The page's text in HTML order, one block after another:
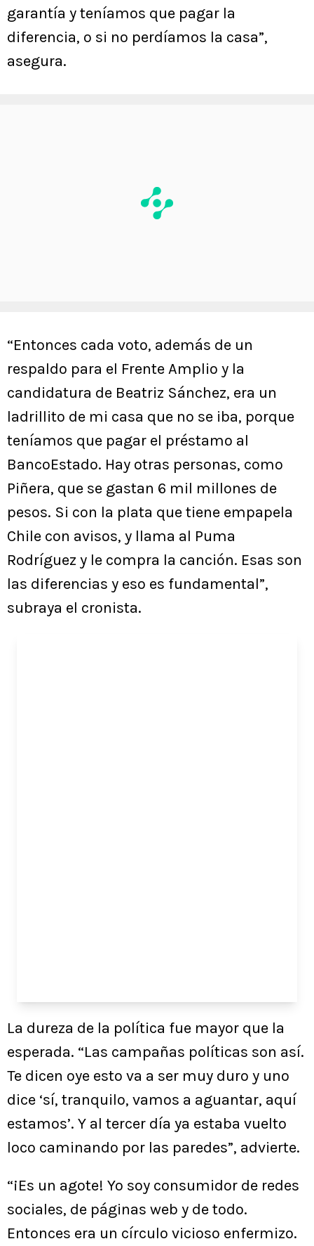
garantía y teníamos que pagar la
diferencia, o si no perdíamos la casa”,
asegura.
“Entonces cada voto, además de un
respaldo para el Frente Amplio y la
candidatura de Beatriz Sánchez, era un
ladrillito de mi casa que no se iba, porque
teníamos que pagar el préstamo al
BancoEstado. Hay otras personas, como
Piñera, que se gastan 6 mil millones de
pesos. Si con la plata que tiene empapela
Chile con avisos, y llama al Puma
Rodríguez y le compra la canción. Esas son
las diferencias y eso es fundamental”,
subraya el cronista.
La dureza de la política fue mayor que la
esperada. “Las campañas políticas son así.
Te dicen oye esto va a ser muy duro y uno
dice ‘sí, tranquilo, vamos a aguantar, aquí
estamos’. Y al tercer día ya estaba vuelto
loco caminando por las paredes”, advierte.
“¡Es un agote! Yo soy consumidor de redes
sociales, de páginas web y de todo.
Entonces era un círculo vicioso enfermizo.